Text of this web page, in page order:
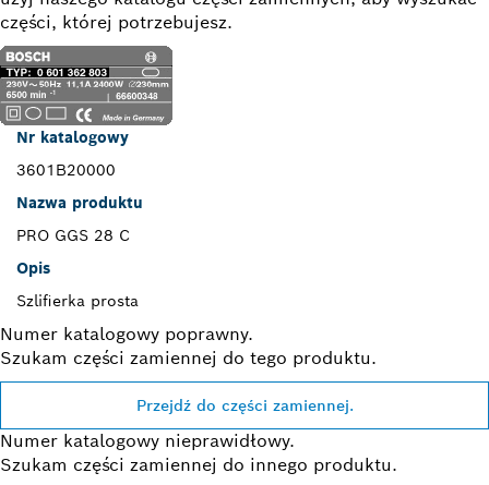
części, której potrzebujesz.
Nr katalogowy
3601B20000
Nazwa produktu
PRO GGS 28 C
Opis
Szlifierka prosta
Numer katalogowy poprawny.
Szukam części zamiennej do tego produktu.
Przejdź do części zamiennej.
Numer katalogowy nieprawidłowy.
Szukam części zamiennej do innego produktu.